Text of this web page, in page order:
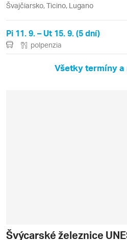
Švajčiarsko, Ticino, Lugano
Pi 11. 9. – Ut 15. 9. (5 dní)
polpenzia
Všetky termíny a
Švýcarské železnice